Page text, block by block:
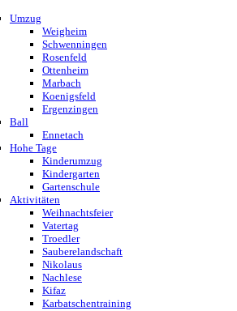
Umzug
Weigheim
Schwenningen
Rosenfeld
Ottenheim
Marbach
Koenigsfeld
Ergenzingen
Ball
Ennetach
Hohe Tage
Kinderumzug
Kindergarten
Gartenschule
Aktivitäten
Weihnachtsfeier
Vatertag
Troedler
Sauberelandschaft
Nikolaus
Nachlese
Kifaz
Karbatschentraining